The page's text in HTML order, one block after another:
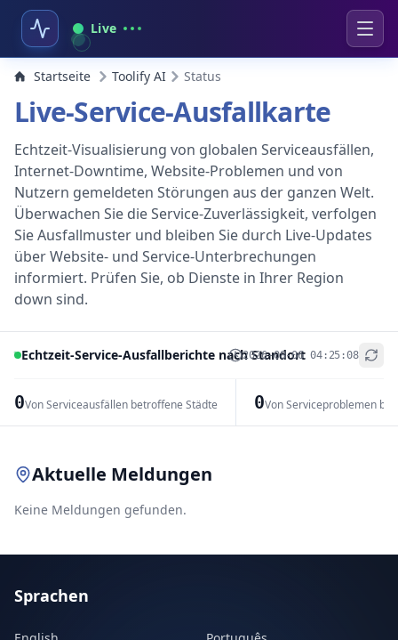
Live
Startseite Toolify AI Status
Live-Service-Ausfallkarte
Echtzeit-Visualisierung von globalen Serviceausfällen,
Internet-Downtime, Website-Problemen und von
Nutzern gemeldeten Störungen aus der ganzen Welt.
Überwachen Sie die Service-Zuverlässigkeit, verfolgen
Sie Ausfallmuster und bleiben Sie durch Live-Updates
über Website- und Service-Unterbrechungen
informiert. Prüfen Sie, ob Dienste in Ihrer Region
down sind.
Echtzeit-Service-Ausfallberichte nach Standort
2026-08-06 04:25:08
0Von Serviceausfällen betroffene Städte 0Von Serviceproblemen
+
Aktuelle Meldungen
Keine Meldungen gefunden.
Sprachen